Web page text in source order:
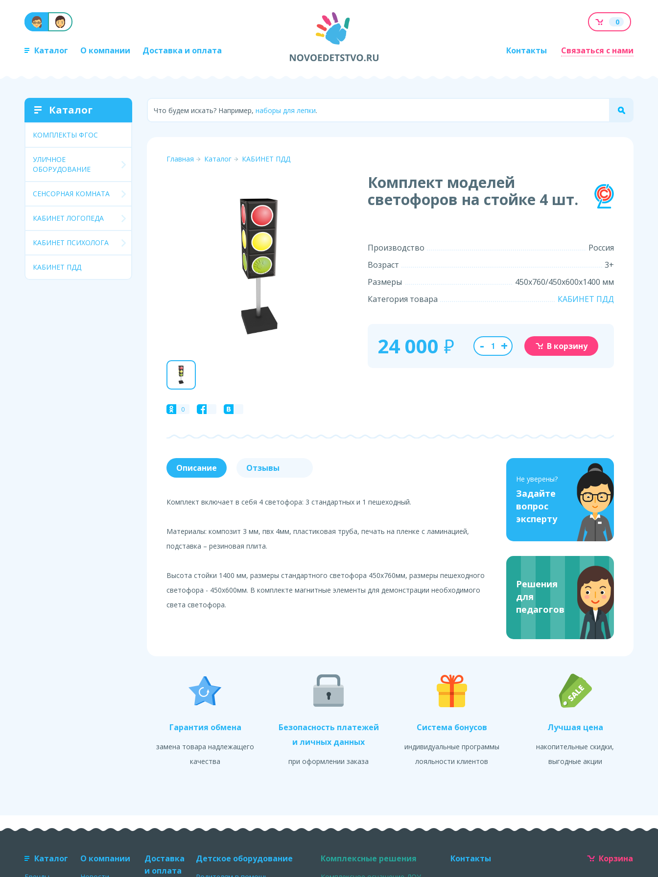
Каталог О компании Доставка и оплата
0
Контакты Связаться с нами
Каталог
КОМПЛЕКТЫ ФГОС
УЛИЧНОЕ
ОБОРУДОВАНИЕ
СЕНСОРНАЯ КОМНАТА
КАБИНЕТ ЛОГОПЕДА
КАБИНЕТ ПСИХОЛОГА
КАБИНЕТ ПДД
Что будем искать? Например, наборы для лепки.
Главная Каталог КАБИНЕТ ПДД
0
Комплект моделей
светофоров на стойке 4 шт.
Производство
Россия
Возраст
3+
Размеры
450х760/450х600х1400 мм
Категория товара
КАБИНЕТ ПДД
24 000 ₽ - + В корзину
Не уверены?
Задайте
вопрос
эксперту
Решения
для
педагогов
Описание Отзывы
Комплект включает в себя 4 светофора: 3 стандартных и 1 пешеходный.
Материалы: композит 3 мм, пвх 4мм, пластиковая труба, печать на пленке с ламинацией,
подставка – резиновая плита.
Высота стойки 1400 мм, размеры стандартного светофора 450х760мм, размеры пешеходного
светофора - 450х600мм. В комплекте магнитные элементы для демонстрации необходимого
света светофора.
Гарантия обмена
замена товара надлежащего
качества
Безопасность платежей
и личных данных
при оформлении заказа
Система бонусов
индивидуальные программы
лояльности клиентов
Лучшая цена
накопительные скидки,
выгодные акции
Каталог О компании
Доставка
и оплата
Детское оборудование Комплексные решения Контакты Корзина